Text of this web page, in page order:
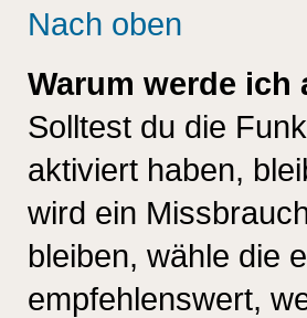
Nach oben
Warum werde
Solltest du die
aktiviert haben,
wird ein
bleiben, wähle die
empfehlenswert,